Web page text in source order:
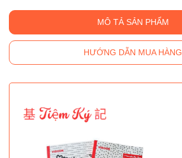
MÔ TẢ SẢN PHẨM
HƯỚNG DẪN MUA HÀNG